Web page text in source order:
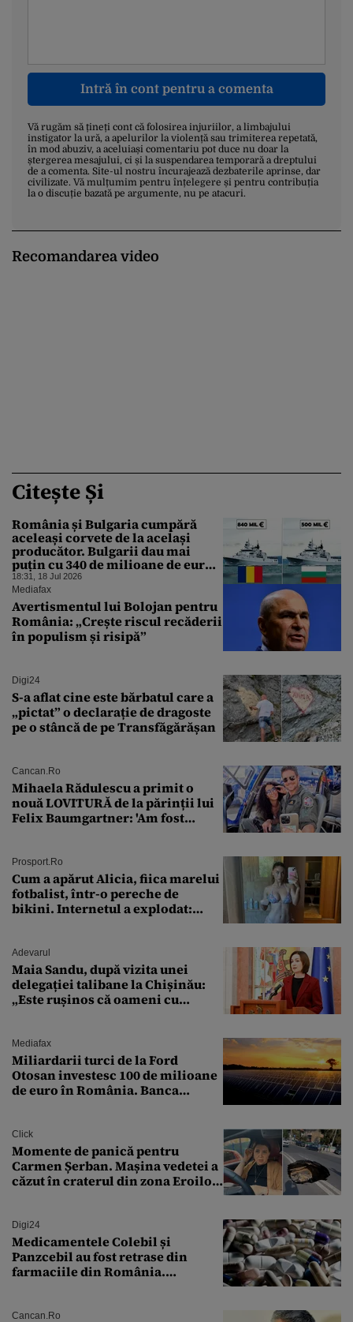
Intră în cont pentru a comenta
Vă rugăm să țineți cont că folosirea injuriilor, a limbajului
instigator la ură, a apelurilor la violență sau trimiterea repetată,
în mod abuziv, a aceluiași comentariu pot duce nu doar la
ștergerea mesajului, ci și la suspendarea temporară a dreptului
de a comenta. Site-ul nostru încurajează dezbaterile aprinse, dar
civilizate. Vă mulțumim pentru înțelegere și pentru contribuția
la o discuție bazată pe argumente, nu pe atacuri.
Recomandarea video
Citește Și
România și Bulgaria cumpără
aceleași corvete de la același
producător. Bulgarii dau mai
puțin cu 340 de milioane de euro.
Care este explicația
18:31, 18 Jul 2026
Mediafax
Avertismentul lui Bolojan pentru
România: „Crește riscul recăderii
în populism și risipă”
Digi24
S-a aflat cine este bărbatul care a
„pictat” o declarație de dragoste
pe o stâncă de pe Transfăgărășan
Cancan.ro
Mihaela Rădulescu a primit o
nouă LOVITURĂ de la părinții lui
Felix Baumgartner: 'Am fost
Prosport.ro
Cum a apărut Alicia, fiica marelui
fotbalist, într-o pereche de
bikini. Internetul a explodat:
Adevarul
Maia Sandu, după vizita unei
delegației talibane la Chișinău:
„Este rușinos că oameni cu
Mediafax
Miliardarii turci de la Ford
Otosan investesc 100 de milioane
de euro în România. Banca
Click
Momente de panică pentru
Carmen Șerban. Mașina vedetei a
căzut în craterul din zona Eroilor:
Digi24
Medicamentele Colebil și
Panzcebil au fost retrase din
farmaciile din România.
Cancan.ro